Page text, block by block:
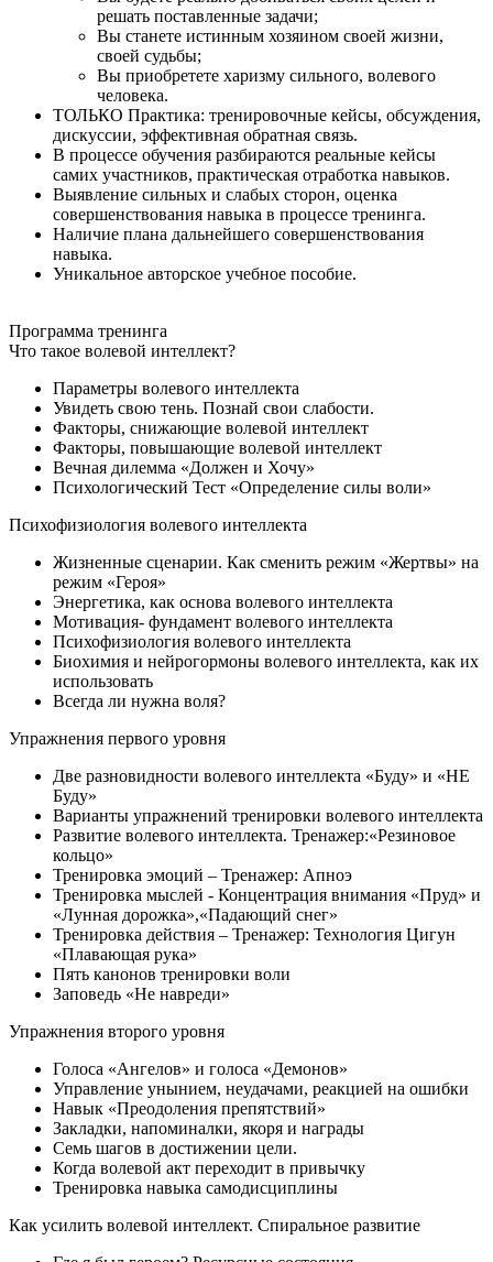
решать поставленные задачи;
Вы станете истинным хозяином своей жизни,
своей судьбы;
Вы приобретете харизму сильного, волевого
человека.
ТОЛЬКО Практика: тренировочные кейсы, обсуждения,
дискуссии, эффективная обратная связь.
В процессе обучения разбираются реальные кейсы
самих участников, практическая отработка навыков.
Выявление сильных и слабых сторон, оценка
совершенствования навыка в процессе тренинга.
Наличие плана дальнейшего совершенствования
навыка.
Уникальное авторское учебное пособие.
Программа тренинга
Что такое волевой интеллект?
Параметры волевого интеллекта
Увидеть свою тень. Познай свои слабости.
Факторы, снижающие волевой интеллект
Факторы, повышающие волевой интеллект
Вечная дилемма «Должен и Хочу»
Психологический Тест «Определение силы воли»
Психофизиология волевого интеллекта
Жизненные сценарии. Как сменить режим «Жертвы» на
режим «Героя»
Энергетика, как основа волевого интеллекта
Мотивация- фундамент волевого интеллекта
Психофизиология волевого интеллекта
Биохимия и нейрогормоны волевого интеллекта, как их
использовать
Всегда ли нужна воля?
Упражнения первого уровня
Две разновидности волевого интеллекта «Буду» и «НЕ
Буду»
Варианты упражнений тренировки волевого интеллекта
Развитие волевого интеллекта. Тренажер:«Резиновое
кольцо»
Тренировка эмоций – Тренажер: Апноэ
Тренировка мыслей - Концентрация внимания «Пруд» и
«Лунная дорожка»,«Падающий снег»
Тренировка действия – Тренажер: Технология Цигун
«Плавающая рука»
Пять канонов тренировки воли
Заповедь «Не навреди»
Упражнения второго уровня
Голоса «Ангелов» и голоса «Демонов»
Управление унынием, неудачами, реакцией на ошибки
Навык «Преодоления препятствий»
Закладки, напоминалки, якоря и награды
Семь шагов в достижении цели.
Когда волевой акт переходит в привычку
Тренировка навыка самодисциплины
Как усилить волевой интеллект. Спиральное развитие